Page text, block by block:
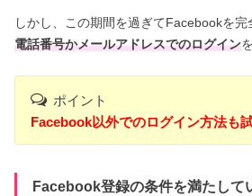
しかし、この期間を過ぎてFacebookを
電話番号かメールアドレスでのログイン
ポイント
Facebook以外でのログイン方法も
Facebook登録の条件を満たして